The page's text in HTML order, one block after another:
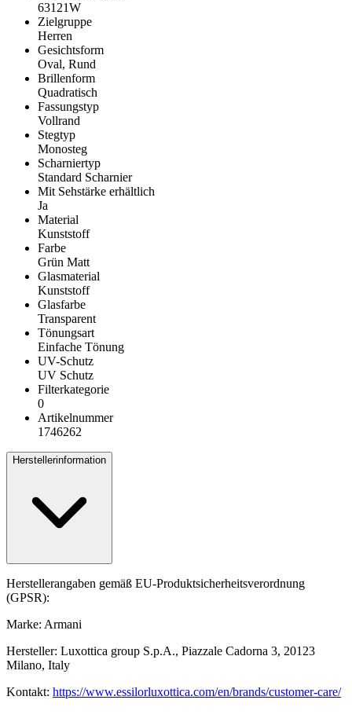
63121W
Zielgruppe
Herren
Gesichtsform
Oval, Rund
Brillenform
Quadratisch
Fassungstyp
Vollrand
Stegtyp
Monosteg
Scharniertyp
Standard Scharnier
Mit Sehstärke erhältlich
Ja
Material
Kunststoff
Farbe
Grün Matt
Glasmaterial
Kunststoff
Glasfarbe
Transparent
Tönungsart
Einfache Tönung
UV-Schutz
UV Schutz
Filterkategorie
0
Artikelnummer
1746262
Herstellerinformation
Herstellerangaben gemäß EU-Produktsicherheitsverordnung
(GPSR):
Marke: Armani
Hersteller: Luxottica group S.p.A., Piazzale Cadorna 3, 20123
Milano, Italy
Kontakt: https://www.essilorluxottica.com/en/brands/customer-care/